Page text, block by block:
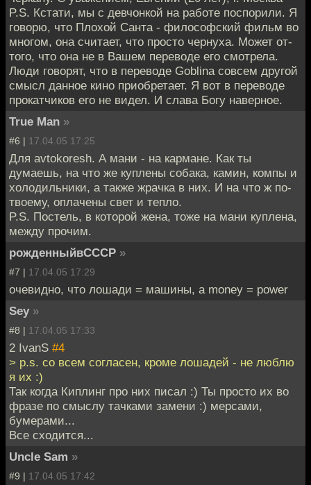
P.S. Кстати, мы с девчонкой на работе поспорили. Я
говорю, что Плохой Санта - философский фильм во
многом, она считает, что просто чернуха. Может от-
того, что она не в Вашем переводе его смотрела.
Люди говорят, что в переводе Goblina совсем другой
смысл данное кино приобретает. Я вот в переводе
прокатчиков его не видел. И слава Богу наверное.
True Man »
#6 | 17.04.05 17:25
Для avtokoresh. А мани - на кармане. Как ты
думаешь, на что же куплены собака, камин, компы и
холодильники, а также жрачка в них. И на что ж по-
твоему, оплачены свет и тепло.
P.S. Постель, в которой жена, тоже на мани куплена,
между прочим.
рожденныйвСССР »
#7 | 17.04.05 17:29
очевидно, что лошади = машины, а money = power
Sey »
#8 | 17.04.05 17:33
2 IvanS #4
> p.s. со всем согласен, кроме лошадей - не люблю
я их :)
Так когда Киплинг про них писал :) Ты просто их во
фразе по смыслу тачками замени :) мерсами,
бумерами...
Все сходится...
Uncle Sam »
#9 | 17.04.05 17:42